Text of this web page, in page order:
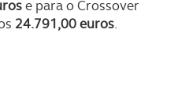
e para o Crossover
24.791,00 euros.